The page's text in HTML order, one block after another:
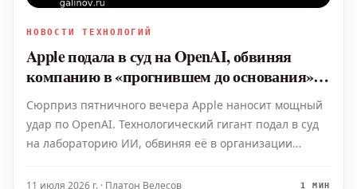
НОВОСТИ ТЕХНОЛОГИЙ
Apple подала в суд на OpenAI, обвиняя
компанию в «прогнившем до основания»
поведении
Сюрприз пятничного вечера Apple наносит мощный
удар по OpenAI. Технологический гигант подал в суд
на лабораторию ИИ, обвиняя её в организации
целью ускорения разработки будущих
11 июля 2026 г. · Платон Велесов 1 МИН